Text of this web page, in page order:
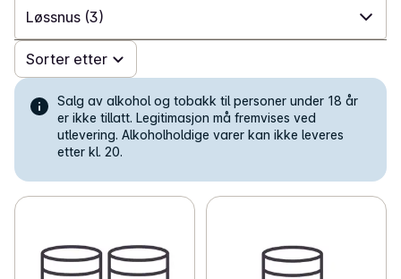
Løssnus (3)
✓ Alle (143)
✓ Hvit snus (59)
Porsjonssnus (11)
Sigaretter (50)
Sorter etter
Salg av alkohol og tobakk til personer under 18 år
er ikke tillatt. Legitimasjon må fremvises ved
utlevering. Alkoholholdige varer kan ikke leveres
etter kl. 20.